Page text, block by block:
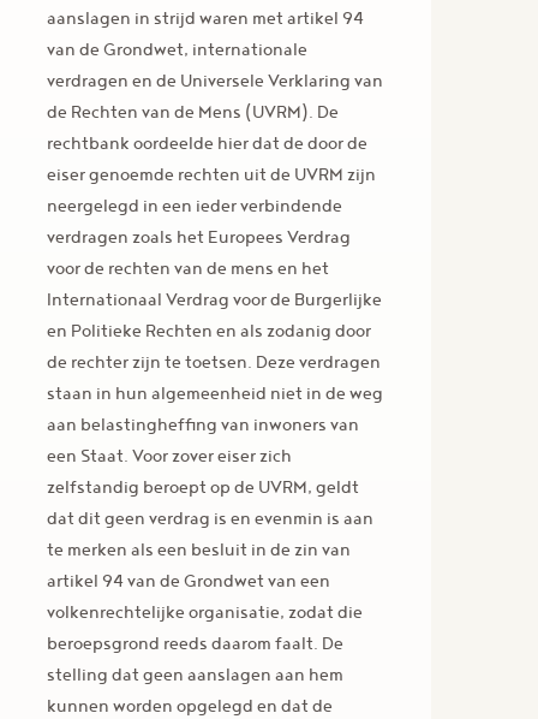
aanslagen in strijd waren met artikel 94
van de Grondwet, internationale
verdragen en de Universele Verklaring van
de Rechten van de Mens (UVRM). De
rechtbank oordeelde hier dat de door de
eiser genoemde rechten uit de UVRM zijn
neergelegd in een ieder verbindende
verdragen zoals het Europees Verdrag
voor de rechten van de mens en het
Internationaal Verdrag voor de Burgerlijke
en Politieke Rechten en als zodanig door
de rechter zijn te toetsen. Deze verdragen
staan in hun algemeenheid niet in de weg
aan belastingheffing van inwoners van
een Staat. Voor zover eiser zich
zelfstandig beroept op de UVRM, geldt
dat dit geen verdrag is en evenmin is aan
te merken als een besluit in de zin van
artikel 94 van de Grondwet van een
volkenrechtelijke organisatie, zodat die
beroepsgrond reeds daarom faalt. De
stelling dat geen aanslagen aan hem
kunnen worden opgelegd en dat de